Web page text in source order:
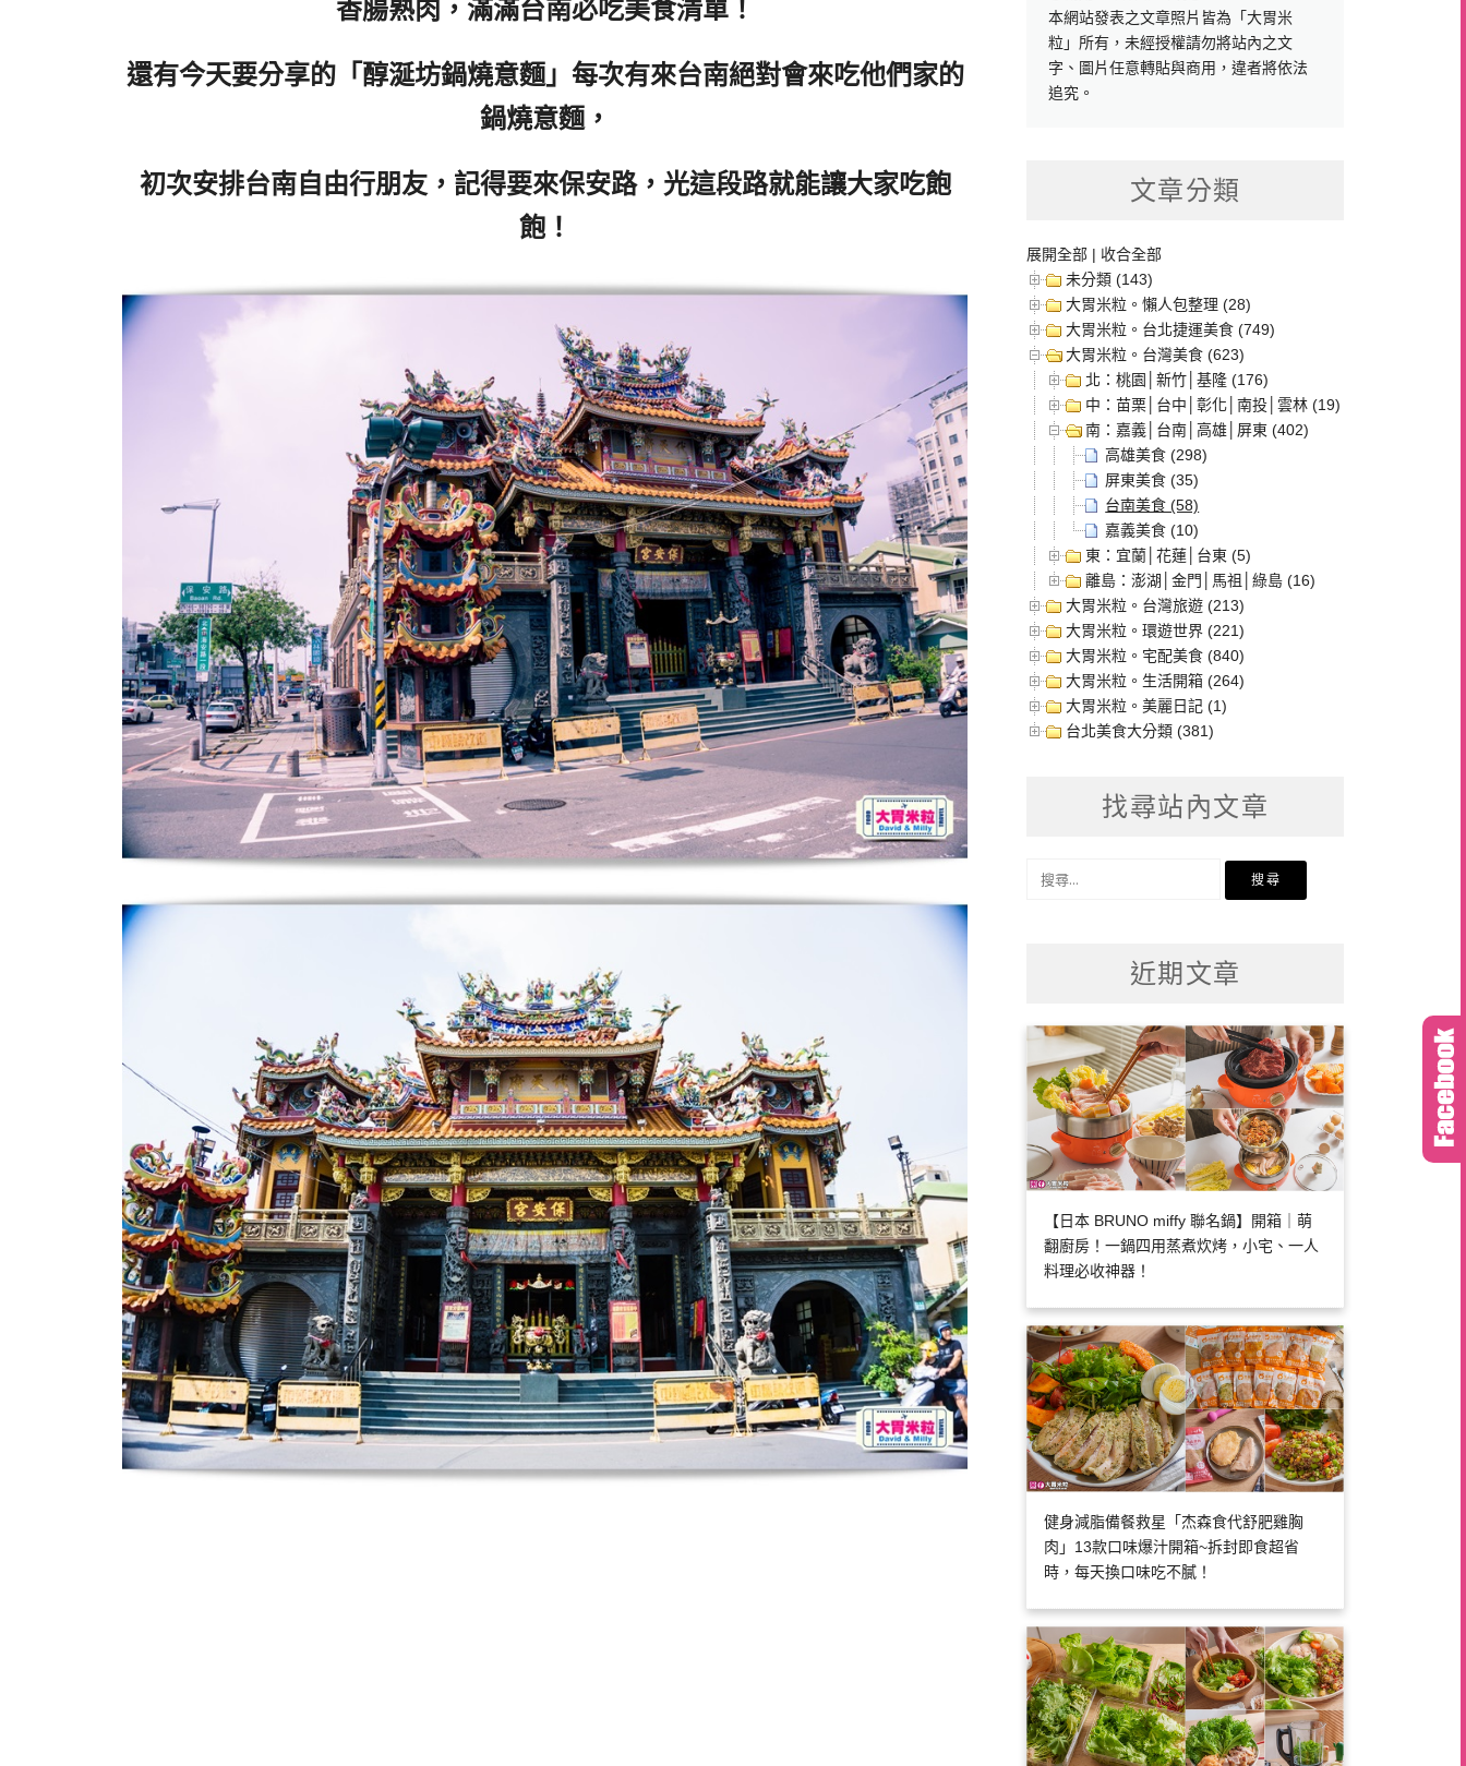
香腸熟肉，滿滿台南必吃美食清單！
還有今天要分享的「醇涎坊鍋燒意麵」每次有來台南絕對會來吃他們家的
鍋燒意麵，
初次安排台南自由行朋友，記得要來保安路，光這段路就能讓大家吃飽
飽！
本網站發表之文章照片皆為「大胃米
粒」所有，未經授權請勿將站內之文
字、圖片任意轉貼與商用，違者將依法
追究。
文章分類
展開全部 | 收合全部
未分類 (143)
大胃米粒。懶人包整理 (28)
大胃米粒。台北捷運美食 (749)
大胃米粒。台灣美食 (623)
北：桃園│新竹│基隆 (176)
中：苗栗│台中│彰化│南投│雲林 (19)
南：嘉義│台南│高雄│屏東 (402)
高雄美食 (298)
屏東美食 (35)
台南美食 (58)
嘉義美食 (10)
東：宜蘭│花蓮│台東 (5)
離島：澎湖│金門│馬祖│綠島 (16)
大胃米粒。台灣旅遊 (213)
大胃米粒。環遊世界 (221)
大胃米粒。宅配美食 (840)
大胃米粒。生活開箱 (264)
大胃米粒。美麗日記 (1)
台北美食大分類 (381)
找尋站內文章
近期文章
【日本 BRUNO miffy 聯名鍋】開箱｜萌
翻廚房！一鍋四用蒸煮炊烤，小宅、一人
料理必收神器！
健身減脂備餐救星「杰森食代舒肥雞胸
肉」13款口味爆汁開箱~拆封即食超省
時，每天換口味吃不膩！